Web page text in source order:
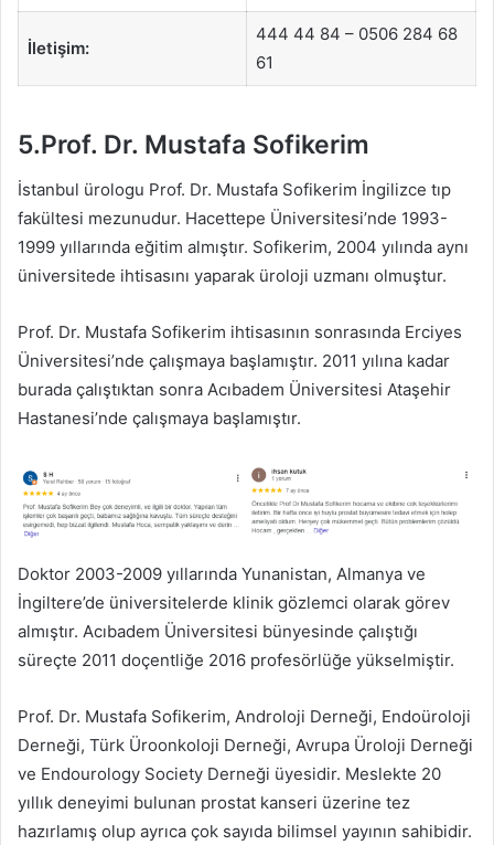
İletişim:
444 44 84 – 0506 284 68
61
5.Prof. Dr. Mustafa Sofikerim
İstanbul ürologu Prof. Dr. Mustafa Sofikerim İngilizce tıp
fakültesi mezunudur. Hacettepe Üniversitesi’nde 1993-
1999 yıllarında eğitim almıştır. Sofikerim, 2004 yılında aynı
üniversitede ihtisasını yaparak üroloji uzmanı olmuştur.
Prof. Dr. Mustafa Sofikerim ihtisasının sonrasında Erciyes
Üniversitesi’nde çalışmaya başlamıştır. 2011 yılına kadar
burada çalıştıktan sonra Acıbadem Üniversitesi Ataşehir
Hastanesi’nde çalışmaya başlamıştır.
Doktor 2003-2009 yıllarında Yunanistan, Almanya ve
İngiltere’de üniversitelerde klinik gözlemci olarak görev
almıştır. Acıbadem Üniversitesi bünyesinde çalıştığı
süreçte 2011 doçentliğe 2016 profesörlüğe yükselmiştir.
Prof. Dr. Mustafa Sofikerim, Androloji Derneği, Endoüroloji
Derneği, Türk Üroonkoloji Derneği, Avrupa Üroloji Derneği
ve Endourology Society Derneği üyesidir. Meslekte 20
yıllık deneyimi bulunan prostat kanseri üzerine tez
hazırlamış olup ayrıca çok sayıda bilimsel yayının sahibidir.